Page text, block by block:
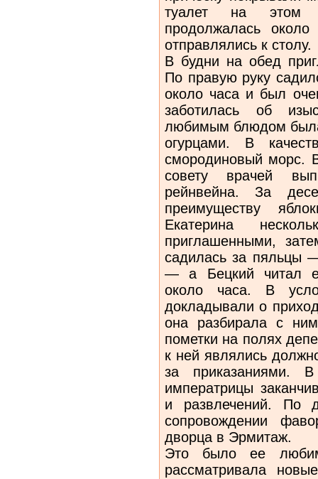
туалет на этом
продолжалась
отправлялись к столу.
В будни на обед
По правую руку
около часа и был
заботилась об
любимым блюдом
огурцами. В
смородиновый морс.
совету врачей
рейнвейна. За
преимуществу
Екатерина
приглашенными,
садилась за пяльцы
— а Бецкий читал
около часа. В
докладывали о
она разбирала с
пометки на полях
к ней являлись
за приказаниями.
императрицы
и развлечений. По
сопровождении
дворца в Эрмитаж.
Это было ее
рассматривала